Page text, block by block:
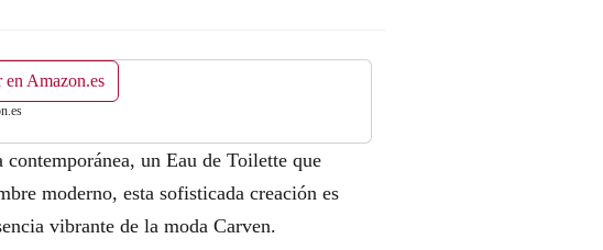
en Amazon.es
un Eau de Toilette que
moderno, esta sofisticada creación es
vibrante de la moda Carven.